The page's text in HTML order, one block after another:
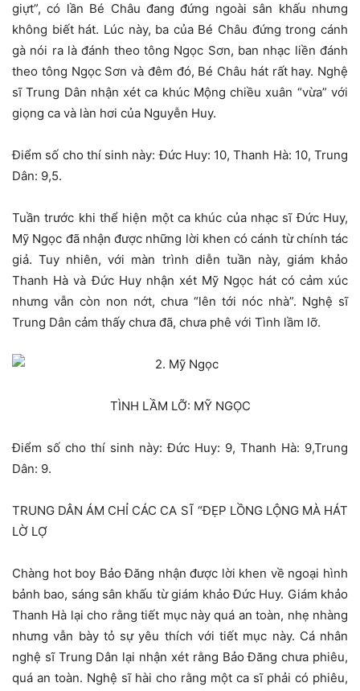
giựt”, có lần Bé Châu đang đứng ngoài sân khấu nhưng
không biết hát. Lúc này, ba của Bé Châu đứng trong cánh
gà nói ra là đánh theo tông Ngọc Sơn, ban nhạc liền đánh
theo tông Ngọc Sơn và đêm đó, Bé Châu hát rất hay. Nghệ
sĩ Trung Dân nhận xét ca khúc Mộng chiều xuân “vừa” với
giọng ca và làn hơi của Nguyễn Huy.
Điểm số cho thí sinh này: Đức Huy: 10, Thanh Hà: 10, Trung
Dân: 9,5.
Tuần trước khi thể hiện một ca khúc của nhạc sĩ Đức Huy,
Mỹ Ngọc đã nhận được những lời khen có cánh từ chính tác
giả. Tuy nhiên, với màn trình diễn tuần này, giám khảo
Thanh Hà và Đức Huy nhận xét Mỹ Ngọc hát có cảm xúc
nhưng vẫn còn non nớt, chưa “lên tới nóc nhà”. Nghệ sĩ
Trung Dân cảm thấy chưa đã, chưa phê với Tình lầm lỡ.
TÌNH LẦM LỠ: MỸ NGỌC
Điểm số cho thí sinh này: Đức Huy: 9, Thanh Hà: 9,Trung
Dân: 9.
TRUNG DÂN ÁM CHỈ CÁC CA SĨ “ĐẸP LỒNG LỘNG MÀ HÁT
LỜ LỢ
Chàng hot boy Bảo Đăng nhận được lời khen về ngoại hình
bảnh bao, sáng sân khấu từ giám khảo Đức Huy. Giám khảo
Thanh Hà lại cho rằng tiết mục này quá an toàn, nhẹ nhàng
nhưng vẫn bày tỏ sự yêu thích với tiết mục này. Cá nhân
nghệ sĩ Trung Dân lại nhận xét rằng Bảo Đăng chưa phiêu,
quá an toàn. Nghệ sĩ hài cho rằng một ca sĩ phải có phiêu,